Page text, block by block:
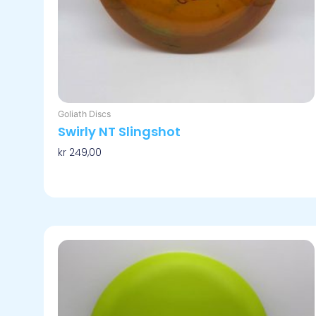
Goliath Discs
Swirly NT Slingshot
kr 249,00
produktet
har